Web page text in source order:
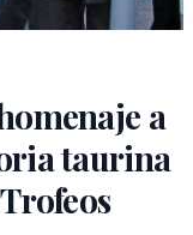
a
taurina